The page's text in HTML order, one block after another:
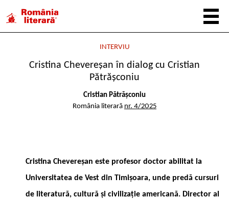
INTERVIU
Cristina Chevereșan în dialog cu Cristian
Pătrășconiu
Cristian Pătrășconiu
România literară nr. 4/2025
Cristina Chevereșan este profesor doctor abilitat la
Universitatea de Vest din Timișoara, unde predă cursuri
de literatură, cultură și civilizație americană. Director al